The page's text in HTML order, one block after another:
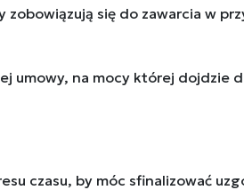
się do zawarcia w
umowy, na mocy której dojdzie
czasu, by móc sfinalizować